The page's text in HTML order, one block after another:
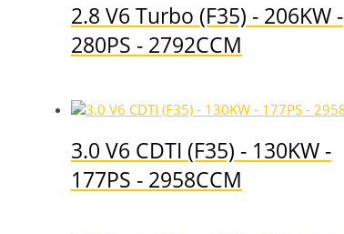
2.8 V6 Turbo (F35) - 206KW -
280PS - 2792CCM
3.0 V6 CDTI (F35) - 130KW -
177PS - 2958CCM